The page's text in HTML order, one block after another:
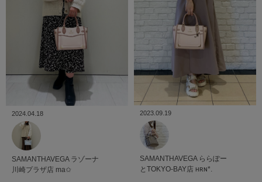
2024.04.18
SAMANTHAVEGA ラゾーナ
川崎プラザ店 ma✩
2023.09.19
SAMANTHAVEGA ららぽー
とTOKYO-BAY店 ʜʀɴ*.